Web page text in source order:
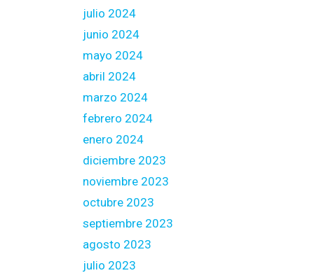
julio 2024
junio 2024
mayo 2024
abril 2024
marzo 2024
febrero 2024
enero 2024
diciembre 2023
noviembre 2023
octubre 2023
septiembre 2023
agosto 2023
julio 2023